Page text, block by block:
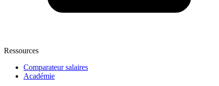
Ressources
Comparateur salaires
Académie